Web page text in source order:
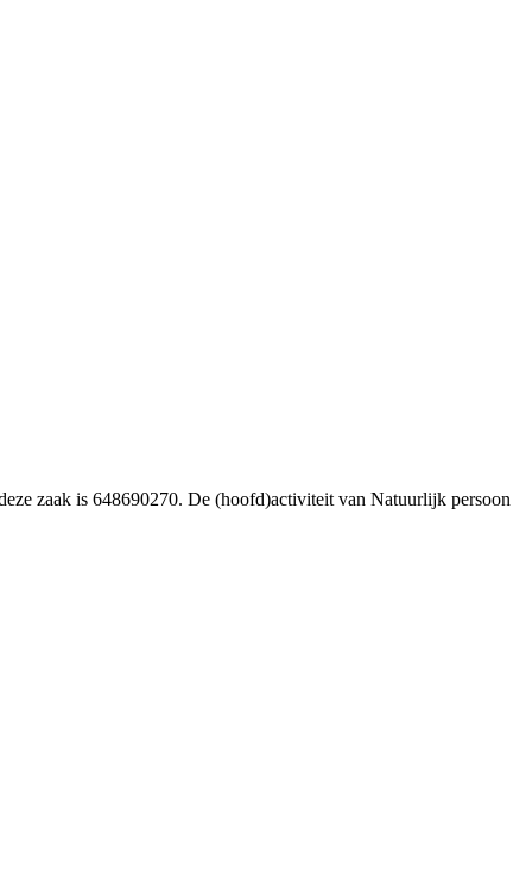
zaak is 648690270. De (hoofd)activiteit van Natuurlijk persoon